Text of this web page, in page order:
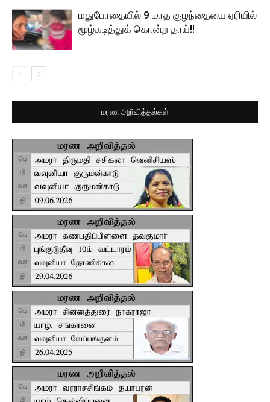
மதுபோதையில் 9 மாத குழந்தையை ஏரியில்
மூழ்கடித்துக் கொன்ற தாய்!!
மரண அறிவித்தல்கள்